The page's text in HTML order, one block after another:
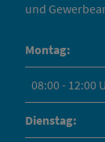
und
Montag:
08:00 - 12:00
Dienstag: